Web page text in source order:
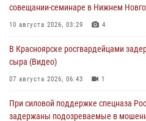
совещании-семинаре в Нижнем
10 августа 2026, 03:29 4
В Красноярске росгвардейцами
сыра (Видео)
07 августа 2026, 06:43 1
При силовой поддержке спецназа
задержаны подозреваемые в